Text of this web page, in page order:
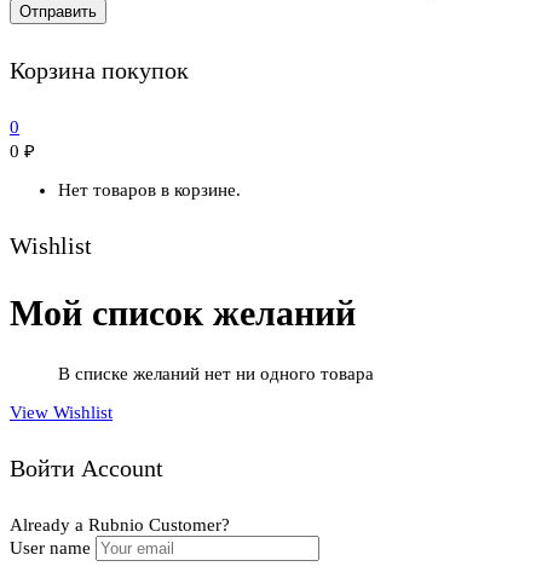
Корзина покупок
0
0 ₽
Нет товаров в корзине.
Wishlist
Мой список желаний
В списке желаний нет ни одного товара
View Wishlist
Войти Account
Already a Rubnio Customer?
User name